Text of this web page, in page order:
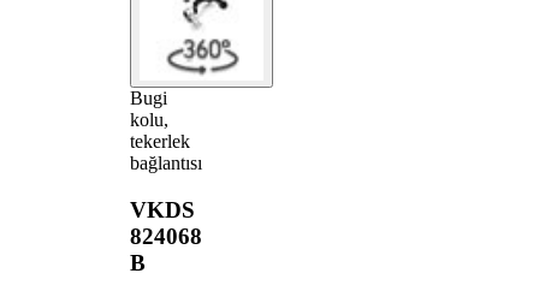
Bugi
kolu,
tekerlek
bağlantısı
VKDS
824068
B